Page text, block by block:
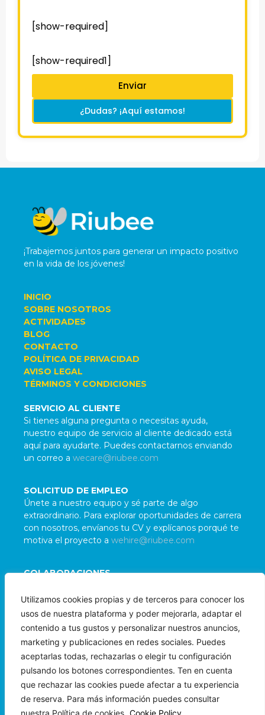
Utilizamos cookies propias y de terceros para conocer los
usos de nuestra plataforma y poder mejorarla, adaptar el
contenido a tus gustos y personalizar nuestros anuncios,
marketing y publicaciones en redes sociales. Puedes
aceptarlas todas, rechazarlas o elegir tu configuración
pulsando los botones correspondientes. Ten en cuenta
que rechazar las cookies puede afectar a tu experiencia
de reserva. Para más información puedes consultar
nuestra Política de cookies. Cookie Policy
[show-required]
[show-required1]
Enviar
¿Dudas? ¡Aquí estamos!
COLABORACIONES
Damos la bienvenida a colaboraciones con
organizaciones e individuos alineados con nuestra
misión. Para evaluar posibles sinergias, contáctanos
wepartner@riubee.com
SOLICITUD DE EMPLEO
Únete a nuestro equipo y sé parte de algo
extraordinario. Para explorar oportunidades de carrera
con nosotros, envíanos tu CV y explícanos porqué te
motiva el proyecto a wehire@riubee.com
SERVICIO AL CLIENTE
Si tienes alguna pregunta o necesitas ayuda,
nuestro equipo de servicio al cliente dedicado está
aquí para ayudarte. Puedes contactarnos enviando
un correo a wecare@riubee.com
INICIO
SOBRE NOSOTROS
ACTIVIDADES
BLOG
CONTACTO
POLÍTICA DE PRIVACIDAD
AVISO LEGAL
TÉRMINOS Y CONDICIONES
¡Trabajemos juntos para generar un impacto positivo
en la vida de los jóvenes!